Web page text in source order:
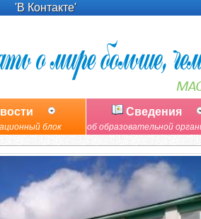
'В Контакте'
блок
Сведения
об образовательной